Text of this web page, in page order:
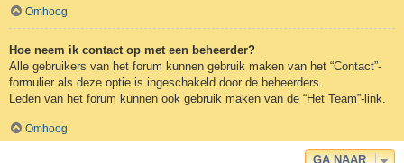
Omhoog
Hoe neem ik contact op met een beheerder?
Alle gebruikers van het forum kunnen gebruik maken van het “Contact”-
formulier als deze optie is ingeschakeld door de beheerders.
Leden van het forum kunnen ook gebruik maken van de “Het Team”-link.
Omhoog
GA NAAR